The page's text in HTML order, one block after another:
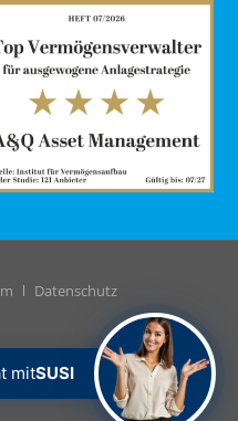
Datenschutz
GmbH
mitSUSI